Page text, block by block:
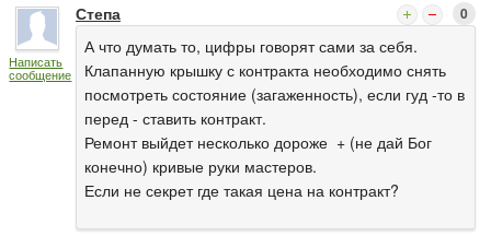
Написать
сообщение
Степа 0
А что думать то, цифры говорят сами за себя.
Клапанную крышку с контракта необходимо снять
посмотреть состояние (загаженность), если гуд -то в
перед - ставить контракт.
Ремонт выйдет несколько дороже + (не дай Бог
конечно) кривые руки мастеров.
Если не секрет где такая цена на контракт?